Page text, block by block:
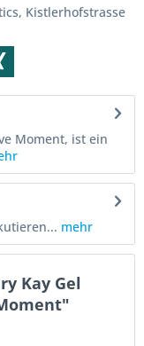
Kistlerhofstrasse
Moment, ist ein
mehr
Kay Gel